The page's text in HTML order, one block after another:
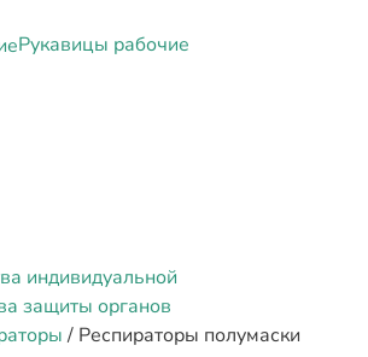
Рукавицы рабочие
индивидуальной
защиты органов
/ Респираторы полумаски